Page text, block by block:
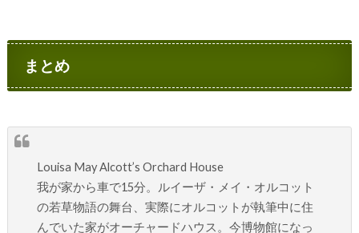
まとめ
Louisa May Alcott’s Orchard House
我が家から車で15分。ルイーザ・メイ・オルコット
の若草物語の舞台、実際にオルコットが執筆中に住
んでいた家がオーチャードハウス。今博物館になっ